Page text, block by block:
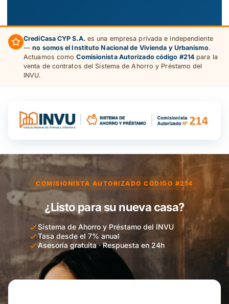
CrediCasa CYP S.A. es una empresa privada e independiente
—no somos el Instituto Nacional de Vivienda y Urbanismo.
Actuamos comoComisionista Autorizado código #214para la
venta de contratos del Sistema de Ahorro y Préstamo del
INVU.
COMISIONISTA AUTORIZADO CÓDIGO #214
¿Listo para su nueva casa?
Sistema de Ahorro y Préstamo del INVU
Tasa desde el 7% anual
Asesoría gratuita · Respuesta en 24h